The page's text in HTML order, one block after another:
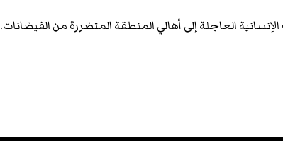
العاجلة إلى أهالي المنطقة المتضررة من الفيضانات.